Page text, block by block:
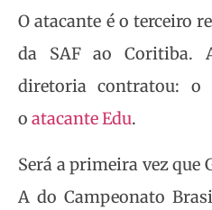
O atacante é o terceiro
da SAF ao Coritiba.
diretoria contratou: o
o atacante Edu.
Será a primeira vez que
A do Campeonato